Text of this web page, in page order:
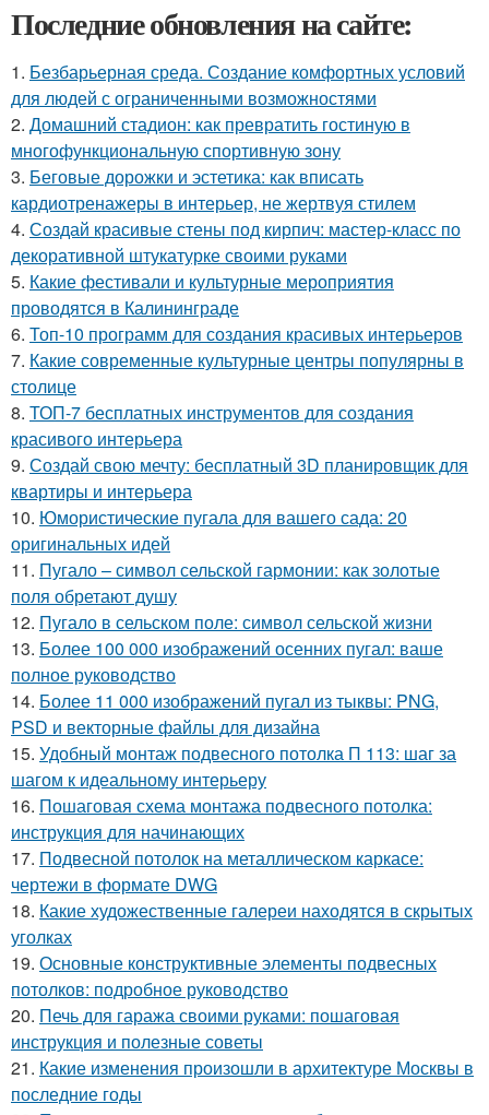
Последние обновления на сайте:
1. Безбарьерная среда. Создание комфортных условий
для людей с ограниченными возможностями
2. Домашний стадион: как превратить гостиную в
многофункциональную спортивную зону
3. Беговые дорожки и эстетика: как вписать
кардиотренажеры в интерьер, не жертвуя стилем
4. Создай красивые стены под кирпич: мастер-класс по
декоративной штукатурке своими руками
5. Какие фестивали и культурные мероприятия
проводятся в Калининграде
6. Топ-10 программ для создания красивых интерьеров
7. Какие современные культурные центры популярны в
столице
8. ТОП-7 бесплатных инструментов для создания
красивого интерьера
9. Создай свою мечту: бесплатный 3D планировщик для
квартиры и интерьера
10. Юмористические пугала для вашего сада: 20
оригинальных идей
11. Пугало – символ сельской гармонии: как золотые
поля обретают душу
12. Пугало в сельском поле: символ сельской жизни
13. Более 100 000 изображений осенних пугал: ваше
полное руководство
14. Более 11 000 изображений пугал из тыквы: PNG,
PSD и векторные файлы для дизайна
15. Удобный монтаж подвесного потолка П 113: шаг за
шагом к идеальному интерьеру
16. Пошаговая схема монтажа подвесного потолка:
инструкция для начинающих
17. Подвесной потолок на металлическом каркасе:
чертежи в формате DWG
18. Какие художественные галереи находятся в скрытых
уголках
19. Основные конструктивные элементы подвесных
потолков: подробное руководство
20. Печь для гаража своими руками: пошаговая
инструкция и полезные советы
21. Какие изменения произошли в архитектуре Москвы в
последние годы